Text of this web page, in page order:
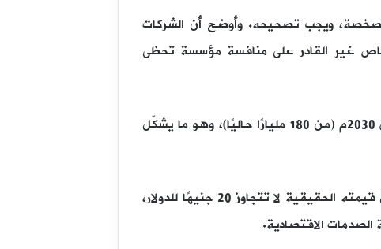
ويجب تصحيحه. وأوضح أن الشركات
غير القادر على منافسة مؤسسة تحظى
وعلى صعيد الدين الخارجي، حذّر التقرير من تفاقمه، مشيرًا إلى أنه قد يصل إلى 202 مليار دولار بحلول 2030م (من 180 مليارًا حاليًا)، وهو ما يشكّل
كما تحدّث التقرير عن احتمالية انخفاض جديد في قيمة الجنيه المصري، رغم تقديرات دولية تُظهِر أن قيمته الحقيقية لا تتجاوز 20 جنيهًا للدولار،